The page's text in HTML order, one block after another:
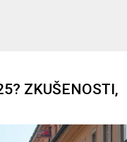
ZKUŠENOSTI,